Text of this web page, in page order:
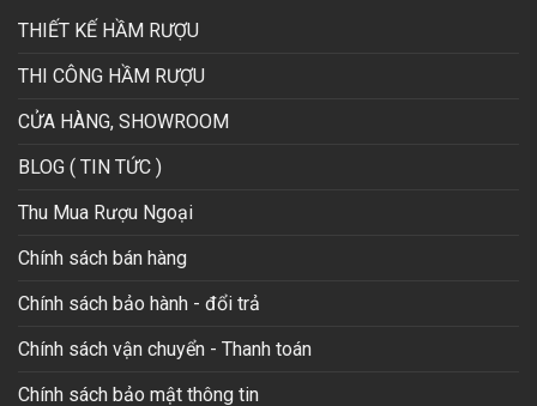
THIẾT KẾ HẦM RƯỢU
THI CÔNG HẦM RƯỢU
CỬA HÀNG, SHOWROOM
BLOG ( TIN TỨC )
Thu Mua Rượu Ngoại
Chính sách bán hàng
Chính sách bảo hành - đổi trả
Chính sách vận chuyển - Thanh toán
Chính sách bảo mật thông tin